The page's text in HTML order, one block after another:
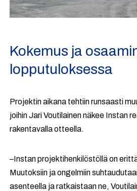
Kokemus ja
lopputuloksessa
Projektin aikana tehtiin runsaasti
joihin Jari Voutilainen näkee Instan
rakentavalla otteella.
–Instan projektihenkilöstöllä on
Muutoksiin ja ongelmiin
asenteella ja ratkaistaan ne,